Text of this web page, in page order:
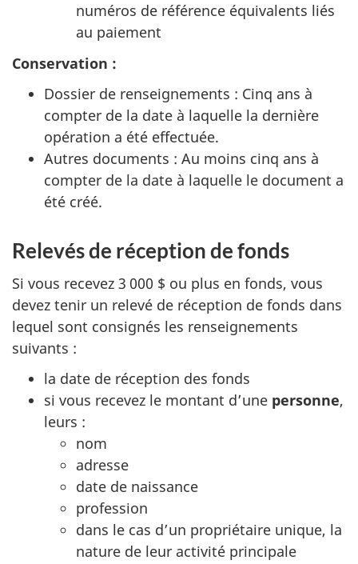
numéros de référence équivalents liés
au paiement
Conservation :
Dossier de renseignements : Cinq ans à
compter de la date à laquelle la dernière
opération a été effectuée.
Autres documents : Au moins cinq ans à
compter de la date à laquelle le document a
été créé.
Relevés de réception de fonds
Si vous recevez 3 000 $ ou plus en fonds, vous
devez tenir un relevé de réception de fonds dans
lequel sont consignés les renseignements
suivants :
la date de réception des fonds
si vous recevez le montant d’une personne,
leurs :
nom
adresse
date de naissance
profession
dans le cas d’un propriétaire unique, la
nature de leur activité principale